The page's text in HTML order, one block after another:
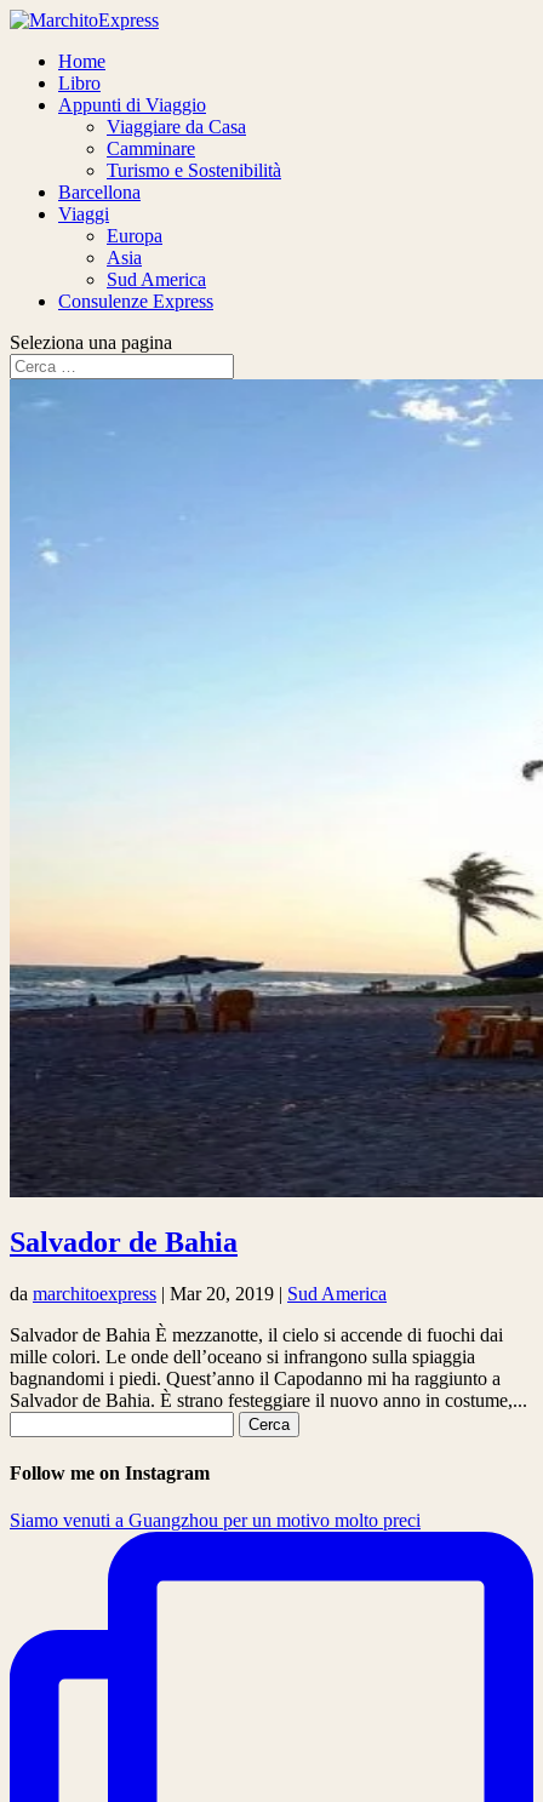
Home
Libro
Appunti di Viaggio
Viaggiare da Casa
Camminare
Turismo e Sostenibilità
Barcellona
Viaggi
Europa
Asia
Sud America
Consulenze Express
Seleziona una pagina
Salvador de Bahia
da marchitoexpress | Mar 20, 2019 | Sud America
Salvador de Bahia È mezzanotte, il cielo si accende di fuochi dai
mille colori. Le onde dell’oceano si infrangono sulla spiaggia
bagnandomi i piedi. Quest’anno il Capodanno mi ha raggiunto a
Salvador de Bahia. È strano festeggiare il nuovo anno in costume,...
per:
Follow me on Instagram
Siamo venuti a Guangzhou per un motivo molto preci